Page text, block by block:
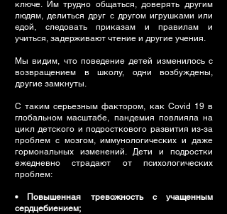
ключе. Им трудно общаться, доверять другим
людям, делиться друг с другом игрушками или
едой, следовать приказам и правилам и
учиться, задерживают чтение и другие учения.
Мы видим, что поведение детей изменилось с
возвращением в школу, одни возбуждены,
другие замкнуты.
С таким серьезным фактором, как Covid 19 в
глобальном масштабе, пандемия повлияла на
цикл детского и подросткового развития из-за
проблем с мозгом, иммунологических и даже
гормональных изменений. Дети и подростки
ежедневно страдают от психологических
проблем:
• Повышенная тревожность с учащенным
сердцебиением;